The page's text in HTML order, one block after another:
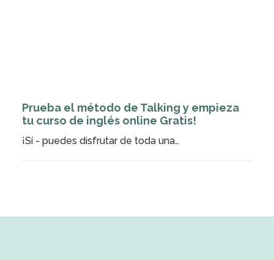
Prueba el método de Talking y empieza
tu curso de inglés online Gratis!
¡Sí - puedes disfrutar de toda una…